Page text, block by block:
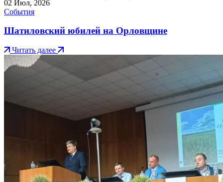
02 Июл, 2026
События
Шатиловский юбилей на Орловщине
Читать далее